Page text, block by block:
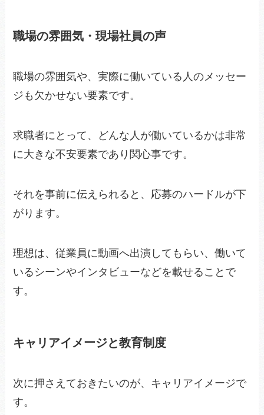
職場の雰囲気・現場社員の声
職場の雰囲気や、実際に働いている人のメッセー
ジも欠かせない要素です。
求職者にとって、どんな人が働いているかは非常
に大きな不安要素であり関心事です。
それを事前に伝えられると、応募のハードルが下
がります。
理想は、従業員に動画へ出演してもらい、働いて
いるシーンやインタビューなどを載せることで
す。
キャリアイメージと教育制度
次に押さえておきたいのが、キャリアイメージで
す。